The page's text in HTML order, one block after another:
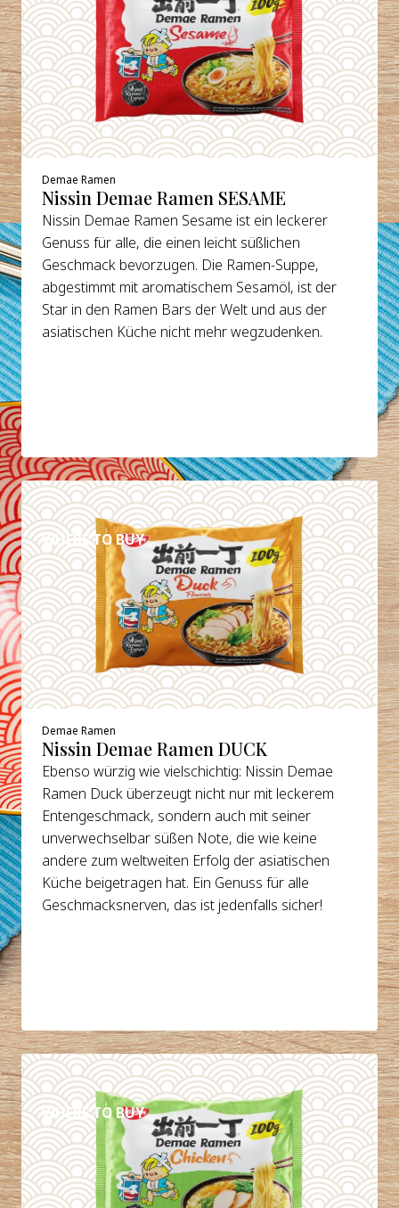
Demae Ramen
Nissin Demae Ramen SESAME
Nissin Demae Ramen Sesame ist ein leckerer
Genuss für alle, die einen leicht süßlichen
Geschmack bevorzugen. Die Ramen-Suppe,
abgestimmt mit aromatischem Sesamöl, ist der
Star in den Ramen Bars der Welt und aus der
asiatischen Küche nicht mehr wegzudenken.
WHERE TO BUY
DETAILS
Demae Ramen
Nissin Demae Ramen DUCK
Ebenso würzig wie vielschichtig: Nissin Demae
Ramen Duck überzeugt nicht nur mit leckerem
Entengeschmack, sondern auch mit seiner
unverwechselbar süßen Note, die wie keine
andere zum weltweiten Erfolg der asiatischen
Küche beigetragen hat. Ein Genuss für alle
Geschmacksnerven, das ist jedenfalls sicher!
WHERE TO BUY
DETAILS